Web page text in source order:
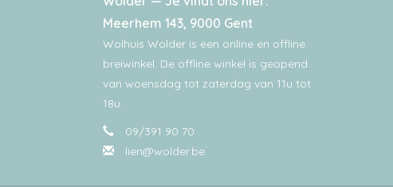
Meerhem 143, 9000 Gent
Wolhuis Wolder is een online en offline
breiwinkel. De offline winkel is geopend
van woensdag tot zaterdag van 11u tot
18u.
09/391 90 70
lien@wolder.be